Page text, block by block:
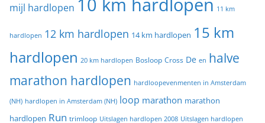
mijl hardlopen 10 km hardlopen 11 km
hardlopen 12 km hardlopen 14 km hardlopen 15 km
hardlopen 20 km hardlopen Bosloop Cross De en halve
marathon hardlopen hardloopevenmenten in Amsterdam
(NH) hardlopen in Amsterdam (NH) loop marathon marathon
hardlopen Run trimloop Uitslagen hardlopen 2008 Uitslagen hardlopen